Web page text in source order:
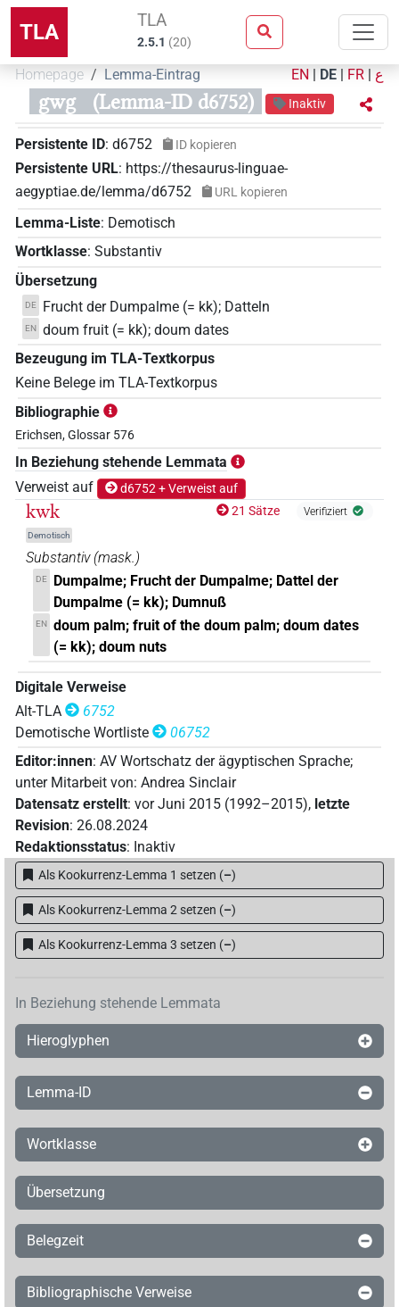
TLA TLA
2.5.1 (20)
Homepage Lemma-Eintrag EN | DE | FR | ع
gwg (Lemma-ID d6752) Inaktiv
Persistente ID: d6752 ID kopieren
Persistente URL: https://thesaurus-linguae-
aegyptiae.de/lemma/d6752
URL kopieren
Lemma-Liste: Demotisch
Wortklasse: Substantiv
Übersetzung
DE Frucht der Dumpalme (= kk); Datteln
EN doum fruit (= kk); doum dates
Bezeugung im TLA-Textkorpus
Keine Belege im TLA-Textkorpus
Bibliographie
Erichsen, Glossar 576
In Beziehung stehende Lemmata
Verweist auf
d6752 + Verweist auf
kwk
Demotisch
21 Sätze Verifiziert
Substantiv (mask.)
DE
Dumpalme; Frucht der Dumpalme; Dattel der
Dumpalme (= kk); Dumnuß
EN doum palm; fruit of the doum palm; doum dates
(= kk); doum nuts
Digitale Verweise
Alt-TLA
6752
Demotische Wortliste
06752
Editor:innen: AV Wortschatz der ägyptischen Sprache;
unter Mitarbeit von: Andrea Sinclair
Datensatz erstellt: vor Juni 2015 (1992–2015), letzte
Revision: 26.08.2024
Redaktionsstatus: Inaktiv
Als Kookurrenz-Lemma 1 setzen (–)
Als Kookurrenz-Lemma 2 setzen (–)
Als Kookurrenz-Lemma 3 setzen (–)
In Beziehung stehende Lemmata
Hieroglyphen
Lemma-ID
Wortklasse
Übersetzung
Belegzeit
Bibliographische Verweise